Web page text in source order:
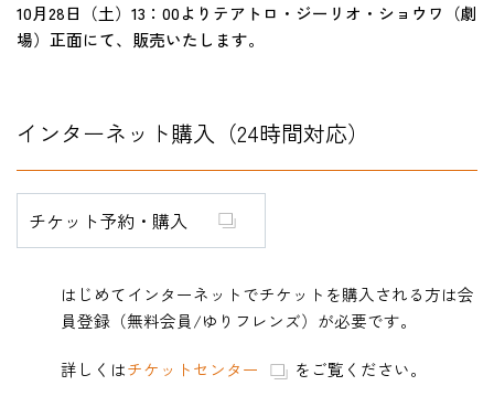
10月28日（土）13：00よりテアトロ・ジーリオ・ショウワ（劇
場）正面にて、販売いたします。
インターネット購入（24時間対応）
チケット予約・購入
はじめてインターネットでチケットを購入される方は会
員登録（無料会員/ゆりフレンズ）が必要です。
詳しくはチケットセンター をご覧ください。